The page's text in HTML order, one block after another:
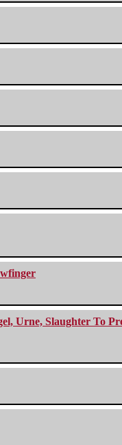
Urne, Slaughter To